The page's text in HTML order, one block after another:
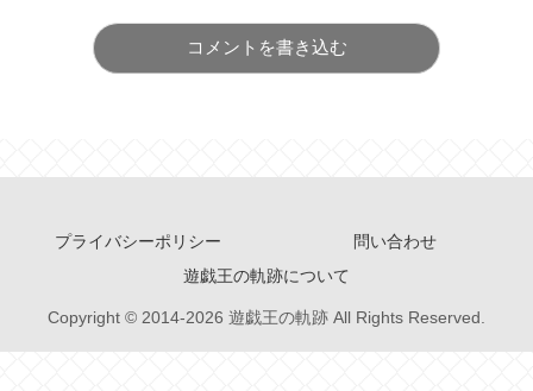
コメントを書き込む
プライバシーポリシー
問い合わせ
遊戯王の軌跡について
Copyright © 2014-2026 遊戯王の軌跡 All Rights Reserved.